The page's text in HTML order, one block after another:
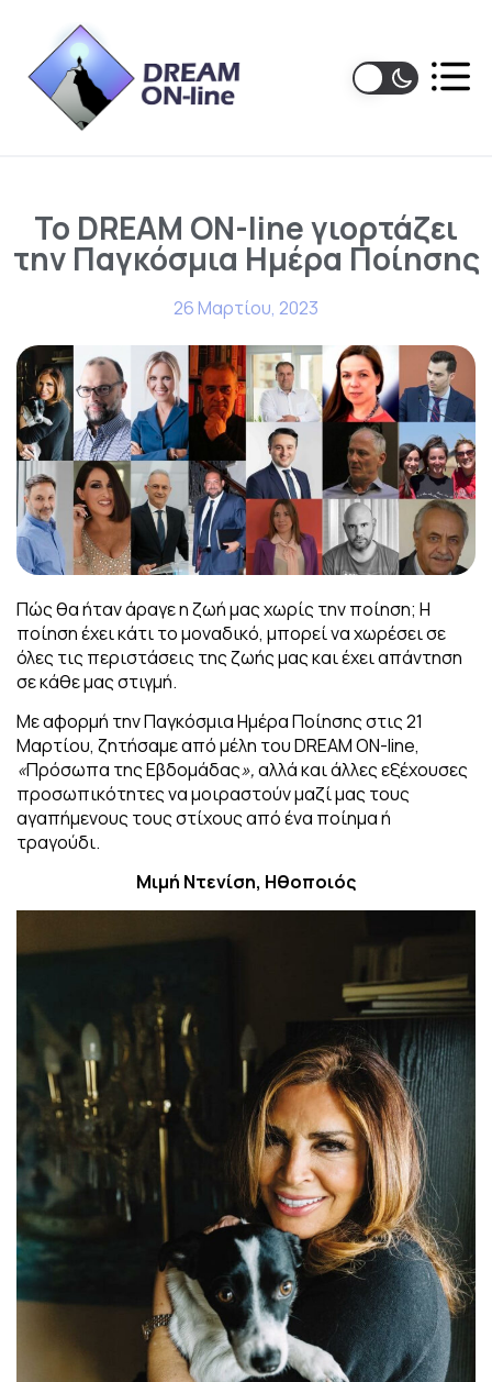
Το DREAM ON-line γιορτάζει
την Παγκόσμια Ημέρα Ποίησης
26 Μαρτίου, 2023
Πώς θα ήταν άραγε η ζωή μας χωρίς την ποίηση; H
ποίηση έχει κάτι το μοναδικό, μπορεί να χωρέσει σε
όλες τις περιστάσεις της ζωής μας και έχει απάντηση
σε κάθε μας στιγμή.
Με αφορμή την Παγκόσμια Ημέρα Ποίησης στις 21
Μαρτίου, ζητήσαμε από μέλη του DREAM ON-line,
«Πρόσωπα της Εβδομάδας»,αλλά και άλλες εξέχουσες
προσωπικότητες να μοιραστούν μαζί μας τους
αγαπήμενους τους στίχους από ένα ποίημα ή
τραγούδι.
Μιμή Ντενίση, Ηθοποιός